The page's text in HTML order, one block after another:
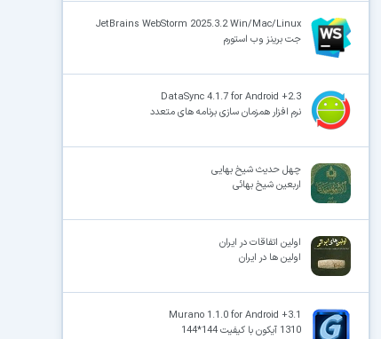
JetBrains WebStorm 2025.3.2 Win/Mac/Linux
جت برینز وب استورم
DataSync 4.1.7 for Android +2.3
نرم افزار همزمان سازی برنامه های متعدد
چهل حدیث شیخ بهایی
اربعین شیخ بهائی
اولین اتفاقات در ایران
اولین ها در ایران
Murano 1.1.0 for Android +3.1
1310 آیکون با کیفیت 144*144